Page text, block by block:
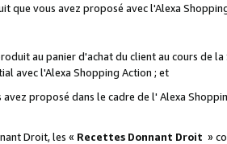
que vous avez proposé avec l'Alexa
au panier d'achat du client au cours de
avec l'Alexa Shopping Action ; et
proposé dans le cadre de l' Alexa
Droit, les « Recettes Donnant Droit »